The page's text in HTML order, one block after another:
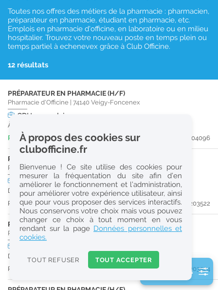
Réinitialiser
2
0
k
Consulter les offres de la France d'outre-mer
Toutes nos offres des métiers de la pharmacie : pharmacien,
préparateur en pharmacie, étudiant en pharmacie, etc.
Emplois en pharmacie d'officine, en laboratoire ou en milieu
hospitalier. Trouvez votre nouveau poste en temps plein ou
temps partiel à echenevex grâce à Club Officine.
12 résultats
PRÉPARATEUR EN PHARMACIE (H/F)
Pharmacie d'Officine 74140 Veigy-Foncenex
CDI temps plein
À partir du 27/09/26
Publiée il y a 3 jour(s)
#204096
PHARMACIEN (H/F)
Pharmacie d'Officine|39220 Les Rousses
temps plein Logement Pro
Dès que possible
Publiée il y a 10 jour(s)
#203522
PRÉPARATEUR EN PHARMACIE (H/F)
Pharmacie d'Officine 39220 Les Rousses
Dès que possible
Publiée il y a 11 jour(s)
#203524
2 filtre(s) actifs
À propos des cookies sur
clubofficine.fr
Bienvenue ! Ce site utilise des cookies pour
mesurer la fréquentation du site afin d’en
améliorer le fonctionnement et l’administration,
pour améliorer votre expérience utilisateur, ainsi
que pour vous proposer des services interactifs.
Nous conservons votre choix mais vous pouvez
changer ce choix à tout moment en vous
rendant sur la page Données personnelles et
cookies.
TOUT REFUSER TOUT ACCEPTER